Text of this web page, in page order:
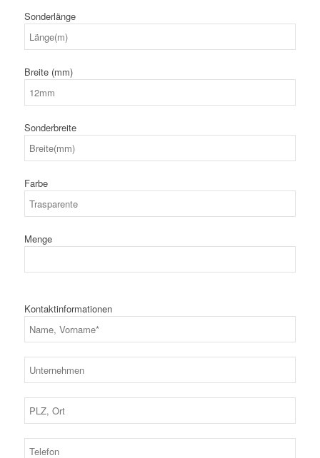
Sonderlänge
Breite (mm)
Sonderbreite
Farbe
Menge
Kontaktinformationen